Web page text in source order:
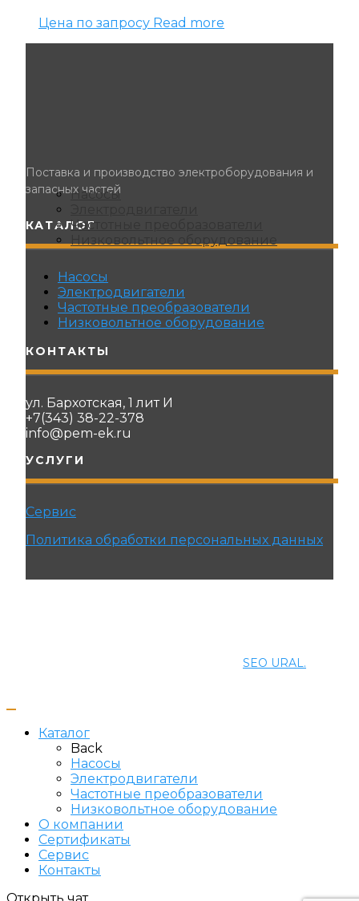
Насосы
Частотные преобразователи
Низковольтное оборудование
Цена по запросу Read more
Поставка и производство электроборудования и
запасных частей
КАТАЛОГ
Насосы
Электродвигатели
Частотные преобразователи
Низковольтное оборудование
КОНТАКТЫ
ул. Бархотская, 1 лит И
+7(343) 38-22-378
info@pem-ek.ru
УСЛУГИ
Сервис
Политика обработки персональных данных
SEO URAL.
Каталог
Back
Насосы
Электродвигатели
Частотные преобразователи
Низковольтное оборудование
О компании
Сертификаты
Сервис
Контакты